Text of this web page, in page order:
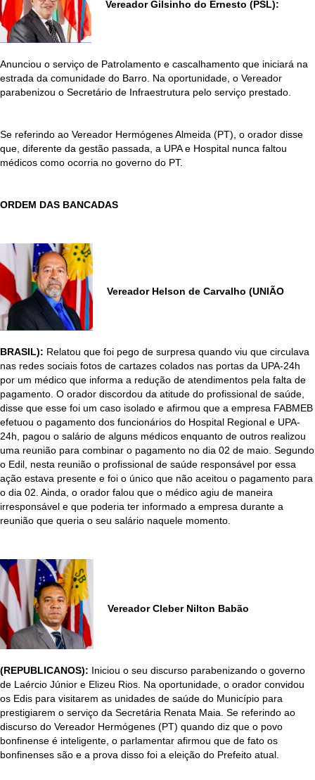
Vereador Gilsinho do Ernesto (PSL):
Anunciou o serviço de Patrolamento e cascalhamento que iniciará na
estrada da comunidade do Barro. Na oportunidade, o Vereador
parabenizou o Secretário de Infraestrutura pelo serviço prestado.
Se referindo ao Vereador Hermógenes Almeida (PT), o orador disse
que, diferente da gestão passada, a UPA e Hospital nunca faltou
médicos como ocorria no governo do PT.
ORDEM DAS BANCADAS
Vereador Helson de Carvalho (UNIÃO
BRASIL): Relatou que foi pego de surpresa quando viu que circulava
nas redes sociais fotos de cartazes colados nas portas da UPA-24h
por um médico que informa a redução de atendimentos pela falta de
pagamento. O orador discordou da atitude do profissional de saúde,
disse que esse foi um caso isolado e afirmou que a empresa FABMEB
efetuou o pagamento dos funcionários do Hospital Regional e UPA-
24h, pagou o salário de alguns médicos enquanto de outros realizou
uma reunião para combinar o pagamento no dia 02 de maio. Segundo
o Edil, nesta reunião o profissional de saúde responsável por essa
ação estava presente e foi o único que não aceitou o pagamento para
o dia 02. Ainda, o orador falou que o médico agiu de maneira
irresponsável e que poderia ter informado a empresa durante a
reunião que queria o seu salário naquele momento.
Vereador Cleber Nilton Babão
(REPUBLICANOS): Iniciou o seu discurso parabenizando o governo
de Laércio Júnior e Elizeu Rios. Na oportunidade, o orador convidou
os Edis para visitarem as unidades de saúde do Município para
prestigiarem o serviço da Secretária Renata Maia. Se referindo ao
discurso do Vereador Hermógenes (PT) quando diz que o povo
bonfinense é inteligente, o parlamentar afirmou que de fato os
bonfinenses são e a prova disso foi a eleição do Prefeito atual.